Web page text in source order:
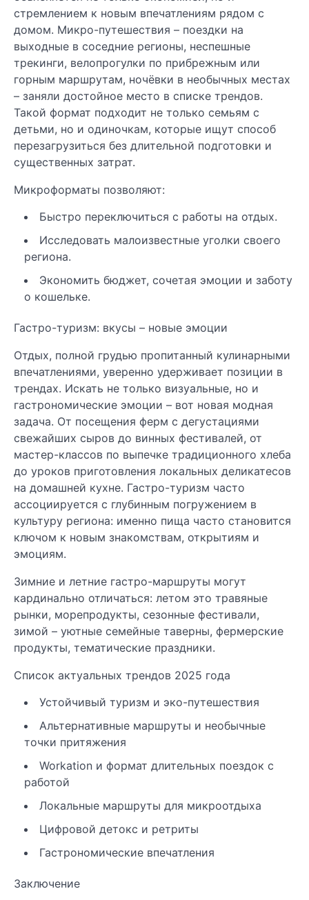
стремлением к новым впечатлениям рядом с
домом. Микро-путешествия – поездки на
выходные в соседние регионы, неспешные
трекинги, велопрогулки по прибрежным или
горным маршрутам, ночёвки в необычных местах
– заняли достойное место в списке трендов.
Такой формат подходит не только семьям с
детьми, но и одиночкам, которые ищут способ
перезагрузиться без длительной подготовки и
существенных затрат.
Микроформаты позволяют:
Быстро переключиться с работы на отдых.
Исследовать малоизвестные уголки своего
региона.
Экономить бюджет, сочетая эмоции и заботу
о кошельке.
Гастро-туризм: вкусы – новые эмоции
Отдых, полной грудью пропитанный кулинарными
впечатлениями, уверенно удерживает позиции в
трендах. Искать не только визуальные, но и
гастрономические эмоции – вот новая модная
задача. От посещения ферм с дегустациями
свежайших сыров до винных фестивалей, от
мастер-классов по выпечке традиционного хлеба
до уроков приготовления локальных деликатесов
на домашней кухне. Гастро-туризм часто
ассоциируется с глубинным погружением в
культуру региона: именно пища часто становится
ключом к новым знакомствам, открытиям и
эмоциям.
Зимние и летние гастро-маршруты могут
кардинально отличаться: летом это травяные
рынки, морепродукты, сезонные фестивали,
зимой – уютные семейные таверны, фермерские
продукты, тематические праздники.
Список актуальных трендов 2025 года
Устойчивый туризм и эко-путешествия
Альтернативные маршруты и необычные
точки притяжения
Workation и формат длительных поездок с
работой
Локальные маршруты для микроотдыха
Цифровой детокс и ретриты
Гастрономические впечатления
Заключение